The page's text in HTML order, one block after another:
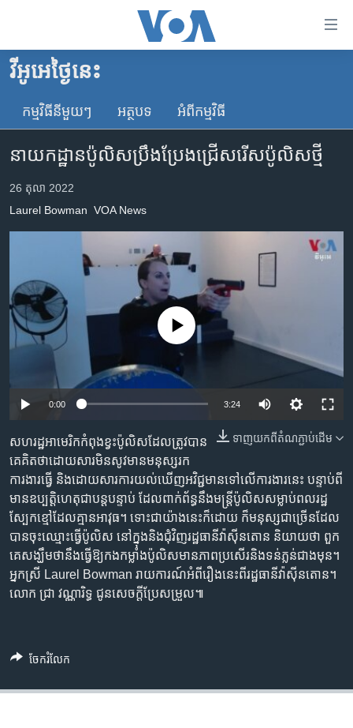
គេហទំព័រ​
ទាក់ទង
និង​
ចូល​
ទំព័រ​
ព័ត៌មាន​​
ចូល​
ទៅ​
ទៅ​
កាន់​
ទំព័រ​
ស្វែង​
រក
កម្ពុជា
អន្តរជាតិ
ហេឡូវីអូអេ
ព្រឹត្តិការណ៍ព័ត៌មាន
ទូរទស្សន៍ / វីដេអូ​
វិទ្យុ / ផតខាសថ៍
កម្មវិធីទាំងអស់
Khmer English
ភាសា
វីអូអេថ្ងៃនេះ
កម្មវិធី​នីមួយៗ អត្ថបទ​ អំពី​កម្មវិធី​
នាយកដ្ឋាន​ប៉ូលិស​ប្រឹងប្រែង​ជ្រើសរើស​ប៉ូលិស​ថ្មី
26 តុលា 2022
Laurel Bowman VOA News
No media source currently available
0:00 3:24
ទាញ​យក​ពី​តំណភ្ជាប់​ដើម
សហរដ្ឋ​អាមេរិក​កំពុង​ខ្វះ​ប៉ូលិស​ដែល​ត្រូវបាន​
គេ​គិត​ថា​ដោយសារ​មិន​សូវ​មាន​មនុស្ស​រក​
ការងារ​ធ្វើ និង​ដោយសារការ​យល់​ឃើញ​អវិជ្ជមាន​​ទៅ​លើ​ការងារ​នេះ បន្ទាប់ពី​
មាន​ឧប្បត្តិហេតុ​ជា​បន្តបន្ទាប់​ ដែល​ពាក់ព័ន្ធនឹង​មន្ត្រី​ប៉ូលិស​សម្លាប់​ពលរដ្ឋ​
ស្បែកខ្មៅ​ដែល​គ្មាន​អាវុធ។ ទោះ​ជាយ៉ាងនេះ​ក៏ដោយ ក៏​មនុស្ស​ជា​ច្រើន​ដែល​
បាន​​ចុះឈ្មោះ​ធ្វើ​ប៉ូលិស នៅ​ក្នុង​និង​ជុំវិញ​រដ្ឋធានី​វ៉ាស៊ីនតោន និយាយ​ថា ពួក​
គេ​សង្ឃឹម​ថា​នឹង​ធ្វើឱ្យ​កងកម្លាំង​ប៉ូលិស​មាន​ភាពប្រសើរ​និង​ទន់ភ្លន់ជាង​មុន។
អ្នកស្រី Laurel Bowman រាយការណ៍​អំពី​រឿង​នេះ​ពី​រដ្ឋធានី​វ៉ាស៊ីនតោន។
លោក ជ្រា វណ្ណារិទ្ធ ជូន​សេចក្តី​ប្រែសម្រួល៕
ចែករំលែក